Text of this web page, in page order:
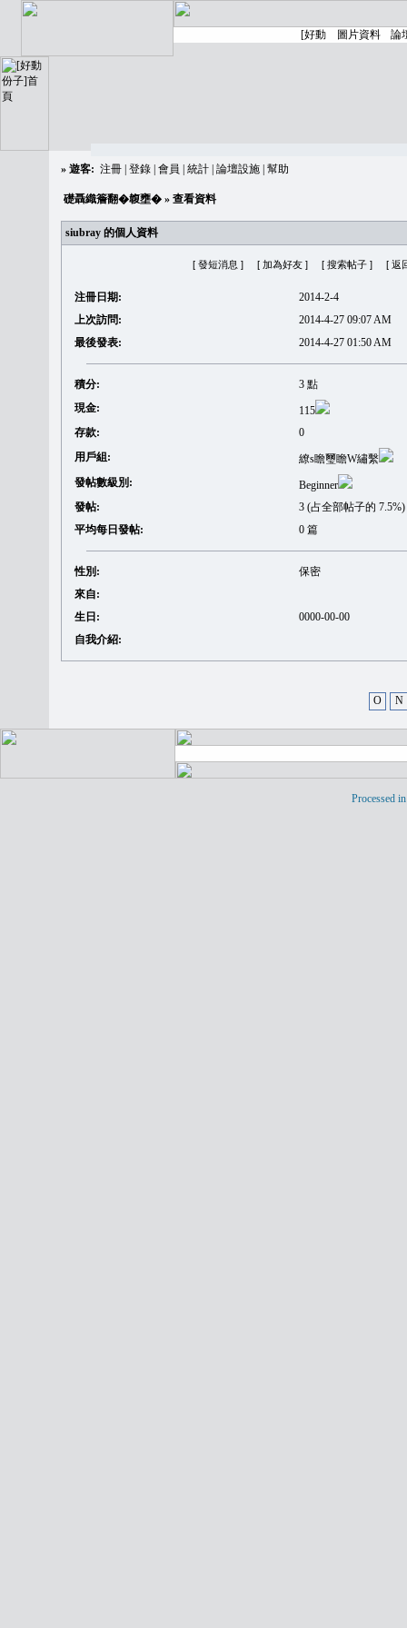
» 遊客: 注冊 登錄 會員 統計 論壇設施 幫助
礎聶織簷翻�䪖壅� » 查看資料
siubray 的個人資料
[ 發短消息 ] [ 加為好友 ] [ 搜索帖子 ] [ 返
注冊日期:
2014-2-4
上次訪問:
2014-4-27 09:07 AM
最後發表:
2014-4-27 01:50 AM
積分:
3 點
現金:
115
存款:
0
用戶組:
繚s瞻璽瞻W繡繫
發帖數級別:
Beginner
發帖:
3 (占全部帖子的 7.5%)
平均每日發帖:
0 篇
性別:
保密
來自:
生日:
0000-00-00
自我介紹:
O N
Processed